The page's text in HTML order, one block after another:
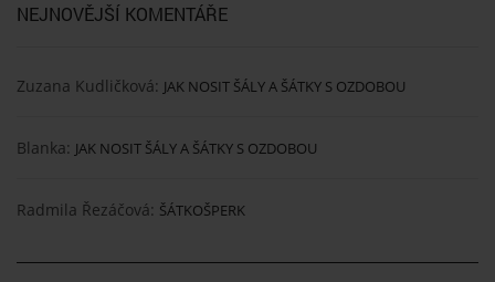
NEJNOVĚJŠÍ KOMENTÁŘE
Zuzana Kudličková: JAK NOSIT ŠÁLY A ŠÁTKY S OZDOBOU
Blanka: JAK NOSIT ŠÁLY A ŠÁTKY S OZDOBOU
Radmila Řezáčová: ŠÁTKOŠPERK